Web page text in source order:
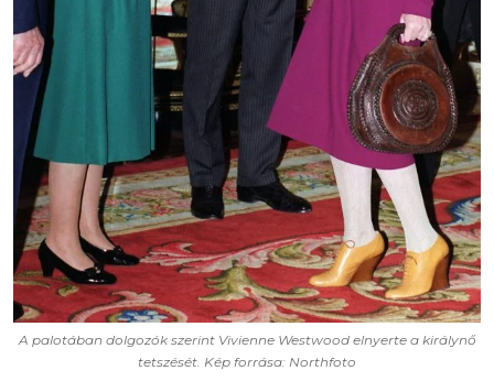
A palotában dolgozók szerint Vivienne Westwood elnyerte a királynő
tetszését. Kép forrása: Northfoto